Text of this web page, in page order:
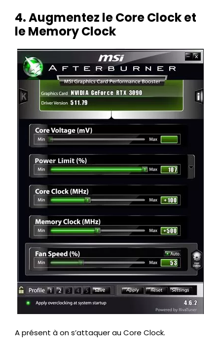
4. Augmentez le Core Clock et
le Memory Clock
A présent à on s’attaquer au Core Clock.